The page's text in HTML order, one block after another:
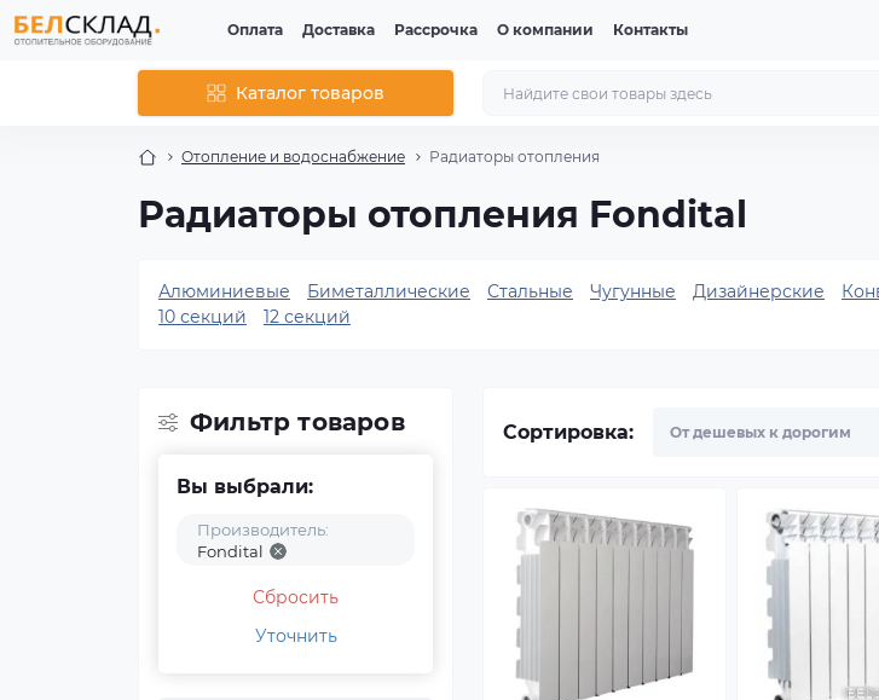
Оплата Доставка Рассрочка О компании Контакты
Каталог товаров
Отопление и водоснабжение Радиаторы отопления
Радиаторы отопления Fondital
Алюминиевые Биметаллические Стальные Чугунные Дизайнерские
10 секций
12 секций
Фильтр товаров
Вы выбрали:
Производитель:
Fondital
Сбросить
Уточнить
Сортировка: